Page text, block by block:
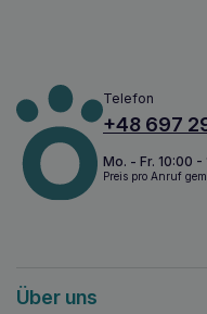
Telefon
+48 697
Mo. - Fr. 10:00 -
Preis pro Anruf
Über uns